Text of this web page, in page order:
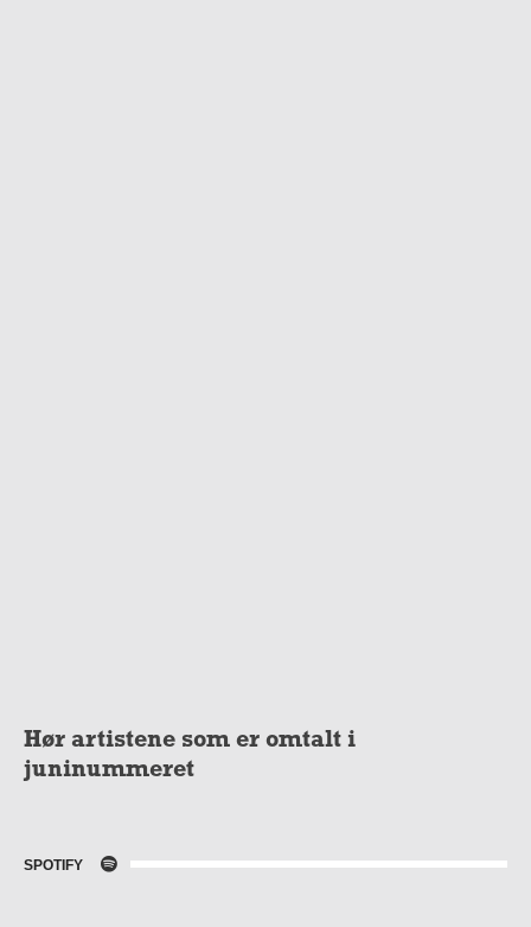
Hør artistene som er omtalt i
juninummeret
SPOTIFY